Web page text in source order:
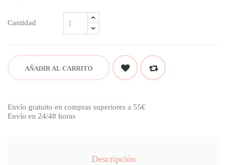
Cantidad
AÑADIR AL CARRITO
Envío gratuito en compras superiores a 55€
Envío en 24/48 horas
Descripción